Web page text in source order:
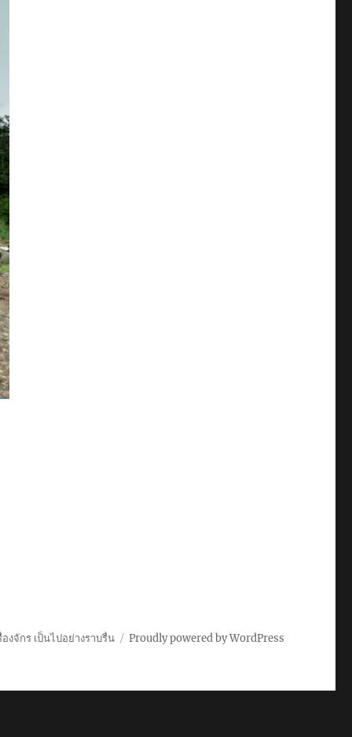
งจักร เป็นไปอย่างราบรื่น Proudly powered by WordPress